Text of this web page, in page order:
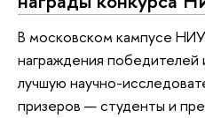
В московском кампусе
награждения победителей
лучшую научно-
призеров — студенты и